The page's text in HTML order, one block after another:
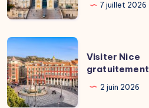
7 juillet 2026
Visiter
Nice
gratuitement
Visiter Nice
gratuitement
2 juin 2026